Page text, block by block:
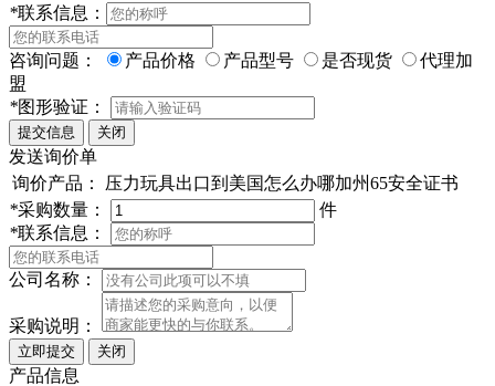
*联系信息：
咨询问题： 产品价格 产品型号 是否现货
代理加
盟
*图形验证：
发送询价单
询价产品：
压力玩具出口到美国怎么办哪加州65安全证书
*采购数量：
件
*联系信息：
公司名称：
采购说明：
产品信息